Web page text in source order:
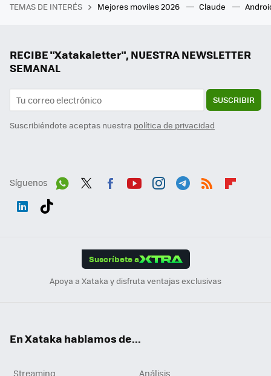
TEMAS DE INTERÉS Mejores moviles 2026 Claude
RECIBE "Xatakaletter", NUESTRA NEWSLETTER
SEMANAL
SUSCRIBIR
Suscribiéndote aceptas nuestra política de privacidad
Síguenos
Suscríbete a
Apoya a Xataka y disfruta ventajas exclusivas
En Xataka hablamos de...
Streaming
Análisis